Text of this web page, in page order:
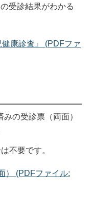
受診結果がわかる
康診査』 (PDFファ
の受診票（両面）
不要です。
） (PDFファイル: